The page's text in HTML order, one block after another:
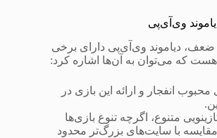
ضعف، دیاموند وی‌آی‌پی دارای برخی
هست که می‌توان به آن‌ها اشاره کرد:
محبوب انفجار و ارائه این بازی در
متنوع، اگرچه تنوع بازی‌ها
با سایت‌های بزرگ‌تر محدود